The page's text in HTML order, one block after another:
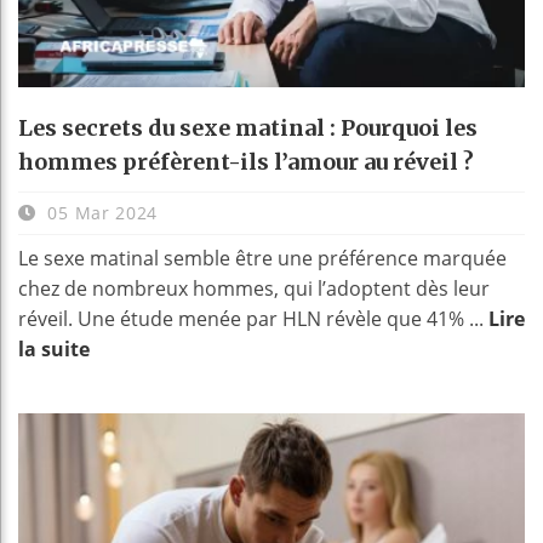
Les secrets du sexe matinal : Pourquoi les
hommes préfèrent-ils l’amour au réveil ?
05 Mar 2024
Le sexe matinal semble être une préférence marquée
chez de nombreux hommes, qui l’adoptent dès leur
réveil. Une étude menée par HLN révèle que 41% ... Lire
la suite